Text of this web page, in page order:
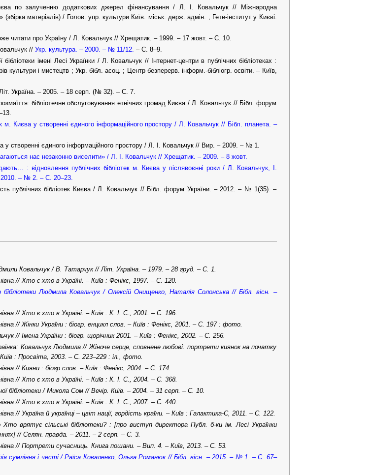
по залученню додаткових джерел фінансування / Л. І. Ковальчук // Міжнародна
(збірка матеріалів) / Голов. упр. культури Київ. міськ. держ. адмін. ; Гете-інститут у Києві.
читати про Україну / Л. Ковальчук // Хрещатик. – 1999. – 17 жовт. – С. 10.
// Укр. культура. – 2000. – № 11/12. – С. 8–9.
бібліотеки імені Лесі Українки / Л. Ковальчук // Інтернет-центри в публічних бібліотеках :
культури і мистецтв ; Укр. бібл. асоц. ; Центр безперерв. інформ.-бібліогр. освіти. – Київ,
Україна. – 2005. – 18 серп. (№ 32). – С. 7.
бібліотечне обслуговування етнічних громад Києва / Л. Ковальчук // Бібл. форум
м. Києва у створенні єдиного інформаційного простору / Л. Ковальчук // Бібл. планета. –
у створенні єдиного інформаційного простору / Л. І. Ковальчук // Вир. – 2009. – № 1.
нас незаконно виселити» / Л. І. Ковальчук // Хрещатик. – 2009. – 8 жовт.
: відновлення публічних бібліотек м. Києва у післявоєнні роки / Л. Ковальчук, І.
2010. – № 2. – С. 20–23.
публічних бібліотек Києва / Л. Ковальчук // Бібл. форум України. – 2012. – № 1(35). –
Ковальчук / В. Татарчук // Літ. Україна. – 1979. – 28 груд. – С. 1.
// Хто є хто в Україні. – Київ : Фенікс, 1997. – C. 120.
Людмила Ковальчук / Олексій Онищенко, Наталія Солонська // Бібл. вісн. –
// Хто є хто в Україні. – Київ : К. І. С., 2001. – C. 196.
// Жінки України : біогр. енцикл слов. – Київ : Фенікс, 2001. – С. 197 : фото.
// Імена України : біогр. щорічник 2001. – Київ : Фенікс, 2002. – C. 256.
Ковальчук Людмила // Жіноче серце, сповнене любові: портрети киянок на початку
: Просвіта, 2003. – С. 223–229 : іл., фото.
// Кияни : біогр слов. – Київ : Фенікс, 2004. – С. 174.
// Хто є хто в Україні. – Київ : К. І. С., 2004. – C. 368.
бібліотеки / Микола Сом // Вечір. Київ. – 2004. – 31 серп. – С. 10.
// Хто є хто в Україні. – Київ : К. І. С., 2007. – C. 440.
// Україна й українці – цвіт нації, гордість країни. – Київ : Галактика-С, 2011. – С. 122.
Хто врятує сільські бібліотеки? : [про виступ директора Публ. б-ки ім. Лесі Українки
// Селян. правда. – 2011. – 2 серп. – С. 3.
// Портрети сучасниць. Книга пошани. – Вип. 4. – Київ, 2013. – С. 53.
сумління і честі / Раїса Коваленко, Ольга Романюк // Бібл. вісн. – 2015. – № 1. – С. 67–